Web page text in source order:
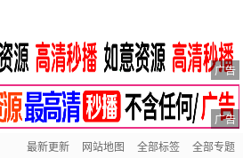
广告
广告
最新更新 网站地图 全部标签 全部专题